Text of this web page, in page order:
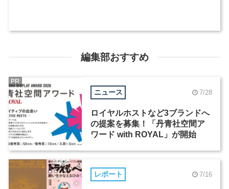
編集部おすすめ
ニュース 7/28
ロイヤルホストなど3ブランドへ
の提案を募集！「丹青社空間ア
ワード with ROYAL」が開始
PR
レポート 7/16